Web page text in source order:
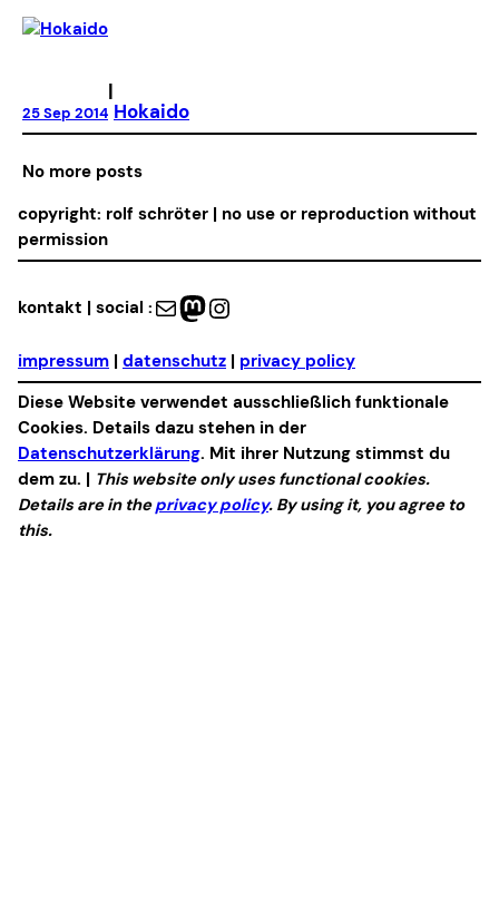
25 Sep 2014
|
Hokaido
No more posts
copyright: rolf schröter | no use or reproduction without
permission
kontakt | social : Mail Mastodon Instagram
impressum | datenschutz | privacy policy
Diese Website verwendet ausschließlich funktionale
Cookies. Details dazu stehen in der
Datenschutzerklärung. Mit ihrer Nutzung stimmst du
dem zu. | This website only uses functional cookies.
Details are in theprivacy policy. By using it, you agree to
this.